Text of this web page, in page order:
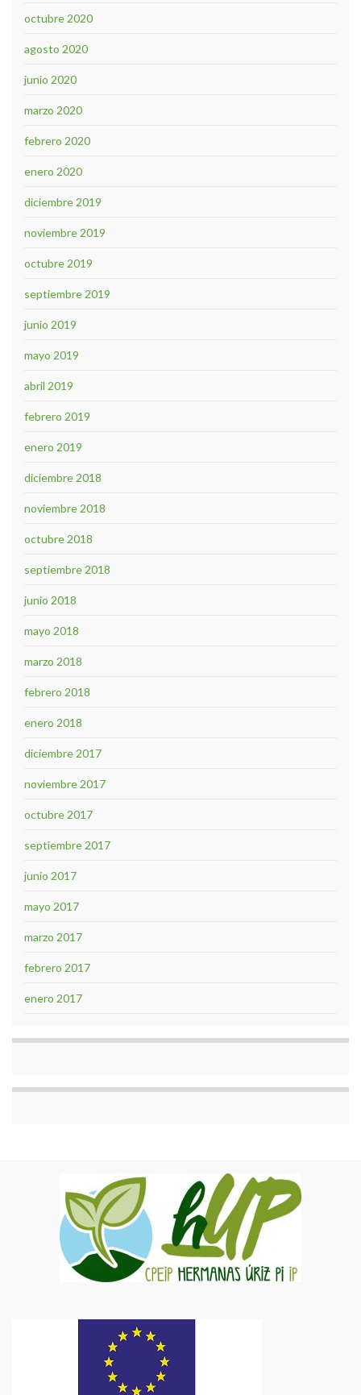
octubre 2020
agosto 2020
junio 2020
marzo 2020
febrero 2020
enero 2020
diciembre 2019
noviembre 2019
octubre 2019
septiembre 2019
junio 2019
mayo 2019
abril 2019
febrero 2019
enero 2019
diciembre 2018
noviembre 2018
octubre 2018
septiembre 2018
junio 2018
mayo 2018
marzo 2018
febrero 2018
enero 2018
diciembre 2017
noviembre 2017
octubre 2017
septiembre 2017
junio 2017
mayo 2017
marzo 2017
febrero 2017
enero 2017